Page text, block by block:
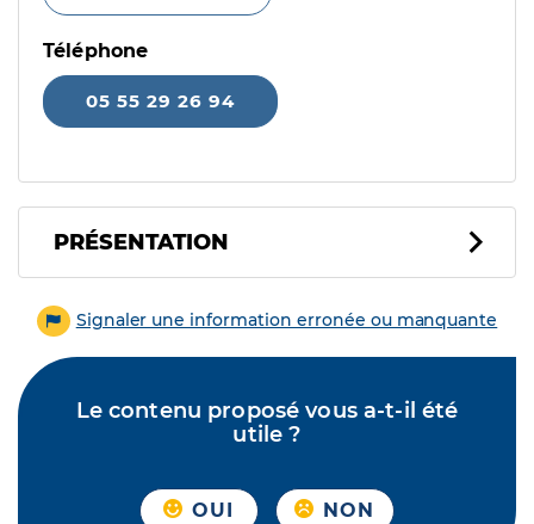
Téléphone
05 55 29 26 94
PRÉSENTATION
Signaler une information erronée ou manquante
Le contenu proposé vous a-t-il été
utile ?
OUI NON